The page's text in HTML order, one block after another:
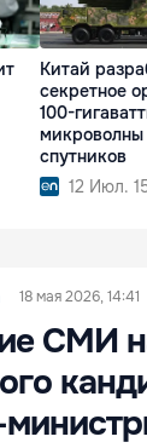
Китай
секретное
100-
микроволны
спутников
12 Июл.
18 мая 2026, 14:41
СМИ